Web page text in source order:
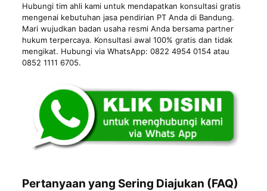
Hubungi tim ahli kami untuk mendapatkan konsultasi gratis
mengenai kebutuhan jasa pendirian PT Anda di Bandung.
Mari wujudkan badan usaha resmi Anda bersama partner
hukum terpercaya. Konsultasi awal 100% gratis dan tidak
mengikat. Hubungi via WhatsApp: 0822 4954 0154 atau
0852 1111 6705.
Pertanyaan yang Sering Diajukan (FAQ)